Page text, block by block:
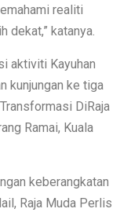
realiti
dekat,” katanya.
aktiviti Kayuhan
kunjungan ke tiga
DiRaja
Ramai, Kuala
keberangkatan
Raja Muda Perlis